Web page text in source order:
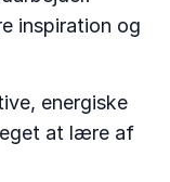
inspiration og
energiske
at lære af